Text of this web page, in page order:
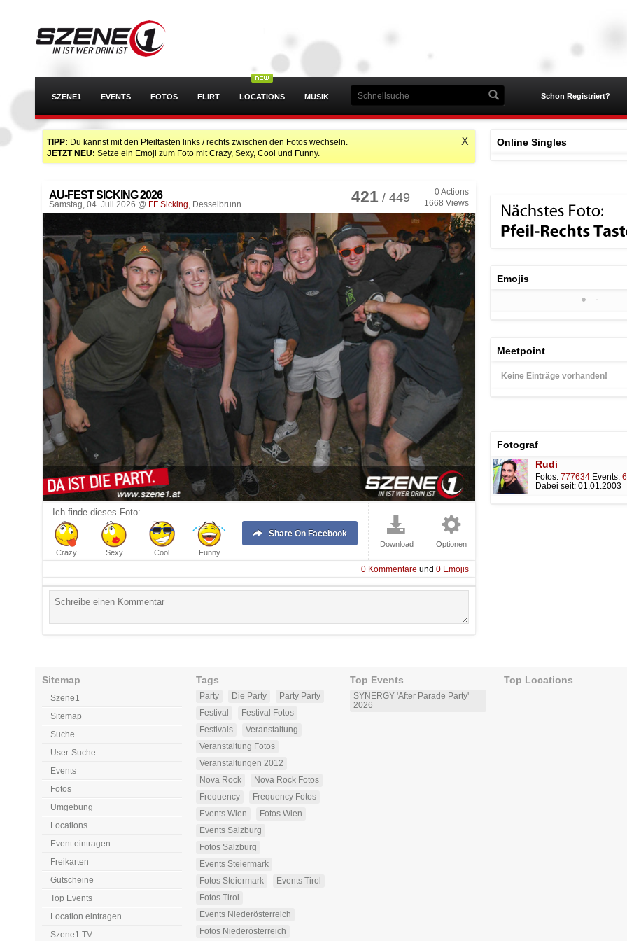
SZENE1 EVENTS FOTOS FLIRT LOCATIONS MUSIK Schon Registriert?
X
TIPP: Du kannst mit den Pfeiltasten links / rechts zwischen den Fotos wechseln.
JETZT NEU: Setze ein Emoji zum Foto mit Crazy, Sexy, Cool und Funny.
0Actions
1668 Views
421 / 449
AU-FEST SICKING 2026
Samstag, 04. Juli 2026 @ FF Sicking, Desselbrunn
Ich finde dieses Foto:
Crazy Sexy Cool Funny
Share On Facebook
Download Optionen
0 Kommentare und 0 Emojis
Online Singles
Emojis
Meetpoint
Keine Einträge vorhanden!
Fotograf
Rudi
Fotos: 777634 Events:
Dabei seit: 01.01.2003
Sitemap
Szene1
Sitemap
Suche
User-Suche
Events
Fotos
Umgebung
Locations
Event eintragen
Freikarten
Gutscheine
Top Events
Location eintragen
Szene1.TV
Tags
Party Die Party
Party Party
Festival
Festival Fotos
Festivals
Veranstaltung
Veranstaltung Fotos
Veranstaltungen 2012
Nova Rock
Nova Rock Fotos
Frequency
Frequency Fotos
Events Wien
Fotos Wien
Events Salzburg
Fotos Salzburg
Events Steiermark
Fotos Steiermark
Events Tirol
Fotos Tirol
Events Niederösterreich
Fotos Niederösterreich
Top Events
SYNERGY 'After Parade Party'
2026
Top Locations